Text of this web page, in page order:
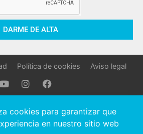
DARME DE ALTA
Política de cookies Aviso legal
cookies para garantizar que
en nuestro sitio web